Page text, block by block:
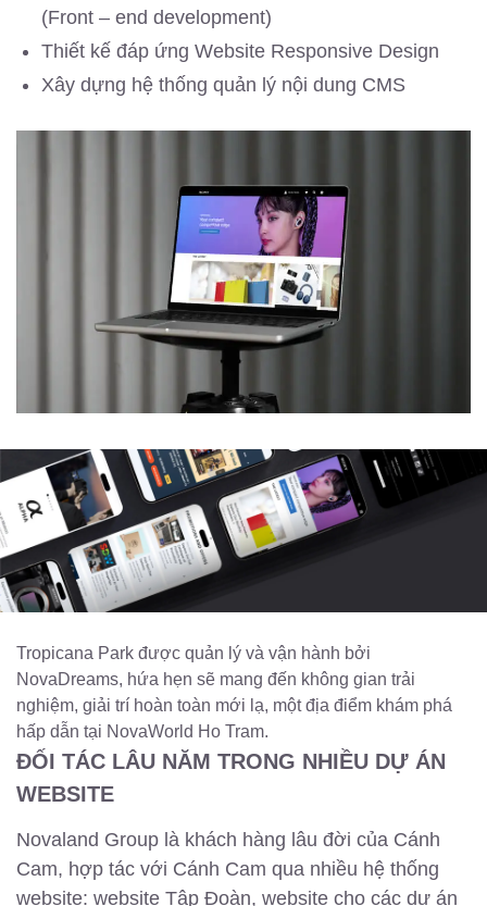
(Front – end development)
Thiết kế đáp ứng Website Responsive Design
Xây dựng hệ thống quản lý nội dung CMS
Tropicana Park được quản lý và vận hành bởi
NovaDreams, hứa hẹn sẽ mang đến không gian trải
nghiệm, giải trí hoàn toàn mới lạ, một địa điểm khám phá
hấp dẫn tại NovaWorld Ho Tram.
ĐỐI TÁC LÂU NĂM TRONG NHIỀU DỰ ÁN
WEBSITE
Novaland Group là khách hàng lâu đời của Cánh
Cam, hợp tác với Cánh Cam qua nhiều hệ thống
website: website Tập Đoàn, website cho các dự án